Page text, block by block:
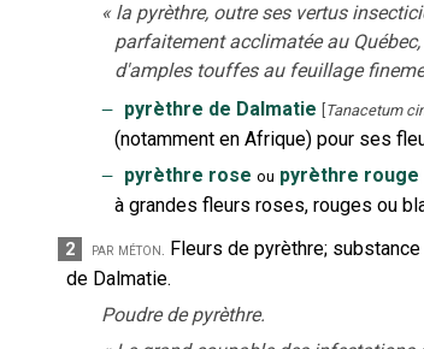
« la pyrèthre, outre ses vertus
parfaitement acclimatée au
d'amples touffes au feuillage
‒ pyrèthre de Dalmatie Tanacetum
(notamment en Afrique) pour ses
‒ pyrèthre rose ou pyrèthre rouge
à grandes fleurs roses, rouges ou
2 par méton. Fleurs de pyrèthre;
de Dalmatie.
Poudre de pyrèthre.